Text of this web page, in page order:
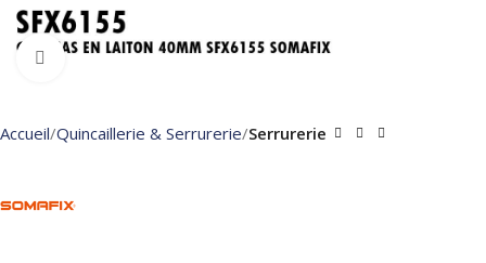
Click to enlarge
Accueil Quincaillerie & Serrurerie Serrurerie